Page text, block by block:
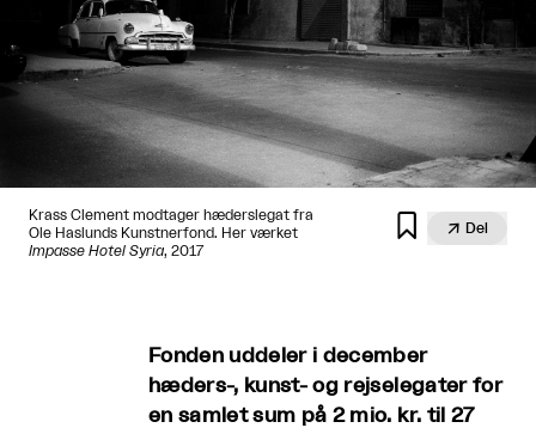
Krass Clement modtager hæderslegat fra
Ole Haslunds Kunstnerfond. Her værket
Impasse Hotel Syria, 2017
  Del
Fonden uddeler i december
hæders-, kunst- og rejselegater for
en samlet sum på 2 mio. kr. til 27